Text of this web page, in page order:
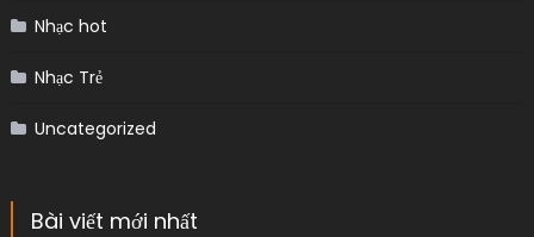
Nhạc hot
Nhạc Trẻ
Uncategorized
Bài viết mới nhất